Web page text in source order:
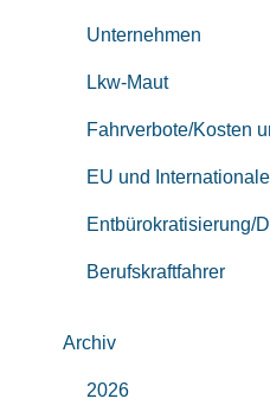
Unternehmen
Lkw-Maut
Fahrverbote/Kosten
EU und
Entbürokratisierung/
Berufskraftfahrer
Archiv
2026